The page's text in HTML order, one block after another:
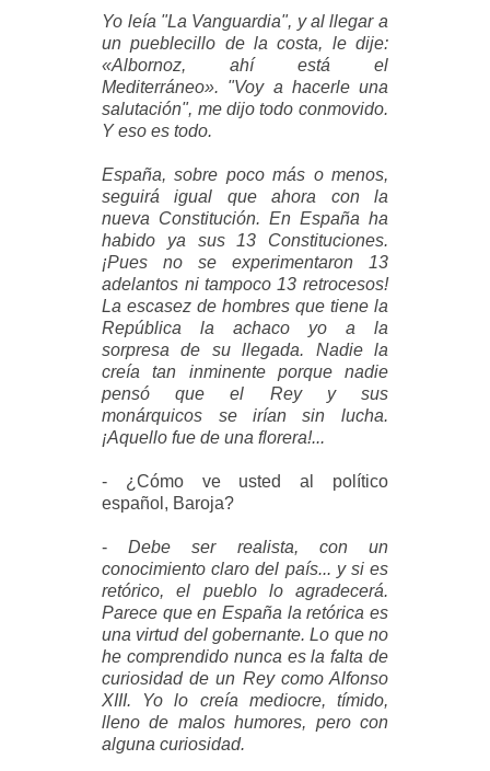
Yo leía "La Vanguardia", y al llegar a
un pueblecillo de la costa, le dije:
«Albornoz, ahí está el
Mediterráneo». "Voy a hacerle una
salutación", me dijo todo conmovido.
Y eso es todo.
España, sobre poco más o menos,
seguirá igual que ahora con la
nueva Constitución. En España ha
habido ya sus 13 Constituciones.
¡Pues no se experimentaron 13
adelantos ni tampoco 13 retrocesos!
La escasez de hombres que tiene la
República la achaco yo a la
sorpresa de su llegada. Nadie la
creía tan inminente porque nadie
pensó que el Rey y sus
monárquicos se irían sin lucha.
¡Aquello fue de una florera!...
- ¿Cómo ve usted al político
español, Baroja?
- Debe ser realista, con un
conocimiento claro del país... y si es
retórico, el pueblo lo agradecerá.
Parece que en España la retórica es
una virtud del gobernante. Lo que no
he comprendido nunca es la falta de
curiosidad de un Rey como Alfonso
XIII. Yo lo creía mediocre, tímido,
lleno de malos humores, pero con
alguna curiosidad.